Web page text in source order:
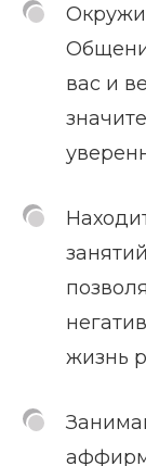
вас и
жизнь